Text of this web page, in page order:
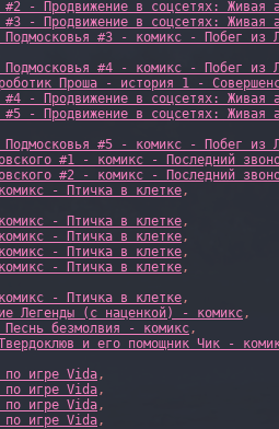
#2 - Продвижение в соцсетях: Живая
#3 - Продвижение в соцсетях: Живая
Подмосковья #3 - комикс - Побег из
Подмосковья #4 - комикс - Побег из
Проша - история 1 -
#4 - Продвижение в соцсетях: Живая
#5 - Продвижение в соцсетях: Живая
Подмосковья #5 - комикс - Побег из
#1 - комикс - Последний
#2 - комикс - Последний
- Птичка в клетке,
- Птичка в клетке,
- Птичка в клетке,
- Птичка в клетке,
- Птичка в клетке,
- Птичка в клетке,
Легенды (с наценкой) - комикс,
безмолвия - комикс,
и его помощник Чик -
игре Vida,
игре Vida,
игре Vida,
игре Vida,